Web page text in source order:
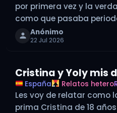
por primera vez y la
como que pasaba
casa para ducharme y
como de…
Anónimo
22 Jul 2026
Cristina y Yoly mis
España Relatos hetero
Les voy de relatar como
prima Cristina de 18